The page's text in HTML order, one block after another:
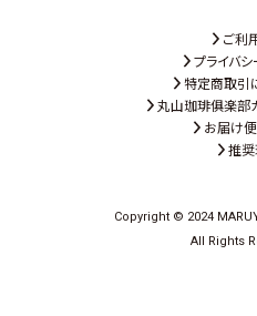
ご利
プライバ
特定商取引
丸山珈琲俱楽部
お届け
推
Copyright © 2024
All Rights